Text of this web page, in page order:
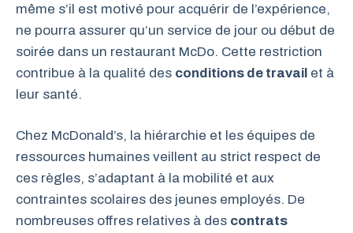
même s’il est motivé pour acquérir de l’expérience,
ne pourra assurer qu’un service de jour ou début de
soirée dans un restaurant McDo. Cette restriction
contribue à la qualité des conditions de travail et à
leur santé.
Chez McDonald’s, la hiérarchie et les équipes de
ressources humaines veillent au strict respect de
ces règles, s’adaptant à la mobilité et aux
contraintes scolaires des jeunes employés. De
nombreuses offres relatives à des contrats